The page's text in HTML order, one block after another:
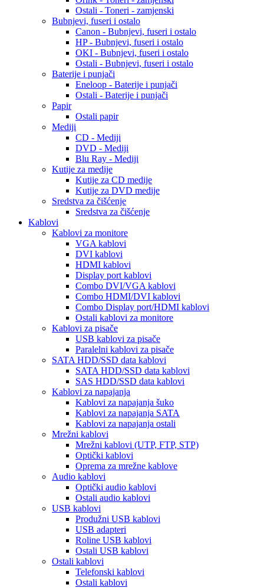
Ostali - Toneri - zamjenski
Bubnjevi, fuseri i ostalo
Canon - Bubnjevi, fuseri i ostalo
HP - Bubnjevi, fuseri i ostalo
OKI - Bubnjevi, fuseri i ostalo
Ostali - Bubnjevi, fuseri i ostalo
Baterije i punjači
Eneloop - Baterije i punjači
Ostali - Baterije i punjači
Papir
Ostali papir
Mediji
CD - Mediji
DVD - Mediji
Blu Ray - Mediji
Kutije za medije
Kutije za CD medije
Kutije za DVD medije
Sredstva za čišćenje
Sredstva za čišćenje
Kablovi
Kablovi za monitore
VGA kablovi
DVI kablovi
HDMI kablovi
Display port kablovi
Combo DVI/VGA kablovi
Combo HDMI/DVI kablovi
Combo Display port/HDMI kablovi
Ostali kablovi za monitore
Kablovi za pisače
USB kablovi za pisače
Paralelni kablovi za pisače
SATA HDD/SSD data kablovi
SATA HDD/SSD data kablovi
SAS HDD/SSD data kablovi
Kablovi za napajanja
Kablovi za napajanja šuko
Kablovi za napajanja SATA
Kablovi za napajanja ostali
Mrežni kablovi
Mrežni kablovi (UTP, FTP, STP)
Optički kablovi
Oprema za mrežne kablove
Audio kablovi
Optički audio kablovi
Ostali audio kablovi
USB kablovi
Produžni USB kablovi
USB adapteri
Roline USB kablovi
Ostali USB kablovi
Ostali kablovi
Telefonski kablovi
Ostali kablovi